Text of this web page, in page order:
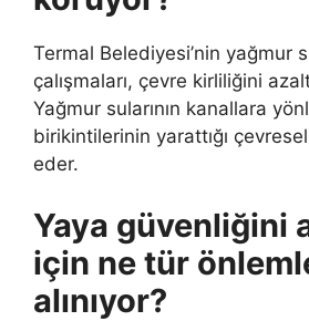
Termal Belediyesi’nin yağmur
çalışmaları, çevre kirliliğini
Yağmur sularının kanallara
birikintilerinin yarattığı
eder.
Yaya güvenliğini
için ne tür
alınıyor?